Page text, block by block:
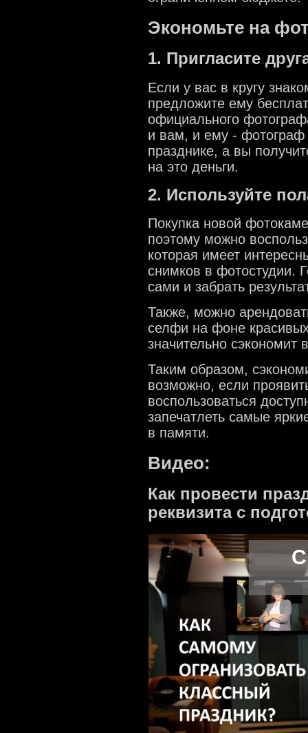
Экономьте на
1. Пригласите
Если у вас в кругу
предложите ему
официального
и вам, и ему - фотограф
празднике, а вы
на это деньги.
2. Используйте
Покупка новой
поэтому можно
которая имеет
снимков в фотостудии.
сами и забрать
Также, можно
селфи на фоне
значительно сэкономит
Таким образом,
возможно, если
воспользоваться
запечатлеть самые
в памяти.
Видео:
Как провести
реквизита с